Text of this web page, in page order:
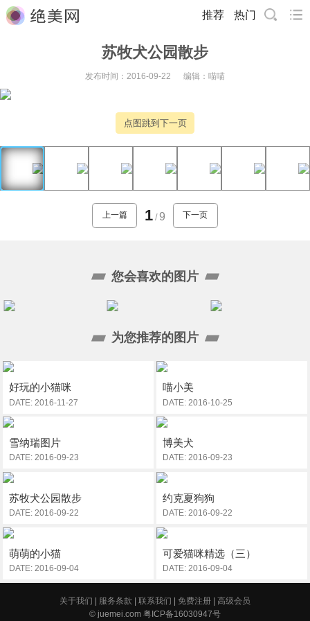
推荐 热门
苏牧犬公园散步
发布时间：2016-09-22 编辑：喵喵
点图跳到下一页
上一篇 1 / 9 下一页
您会喜欢的图片
为您推荐的图片
好玩的小猫咪
DATE: 2016-11-27
喵小美
DATE: 2016-10-25
雪纳瑞图片
DATE: 2016-09-23
博美犬
DATE: 2016-09-23
苏牧犬公园散步
DATE: 2016-09-22
约克夏狗狗
DATE: 2016-09-22
萌萌的小猫
DATE: 2016-09-04
可爱猫咪精选（三）
DATE: 2016-09-04
关于我们 服务条款 联系我们 免费注册
高级会员
© juemei.com 粤ICP备16030947号